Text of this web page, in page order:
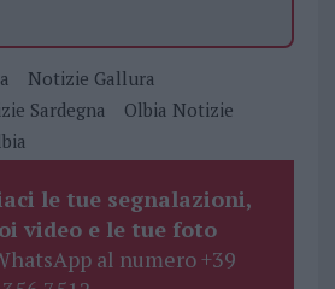
Notizie Gallura
Sardegna
Olbia Notizie
le tue segnalazioni,
video e le tue foto
al numero +39